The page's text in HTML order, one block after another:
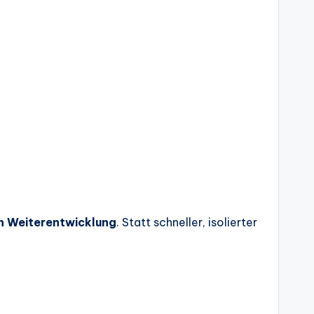
Weiterentwicklung. Statt schneller, isolierter